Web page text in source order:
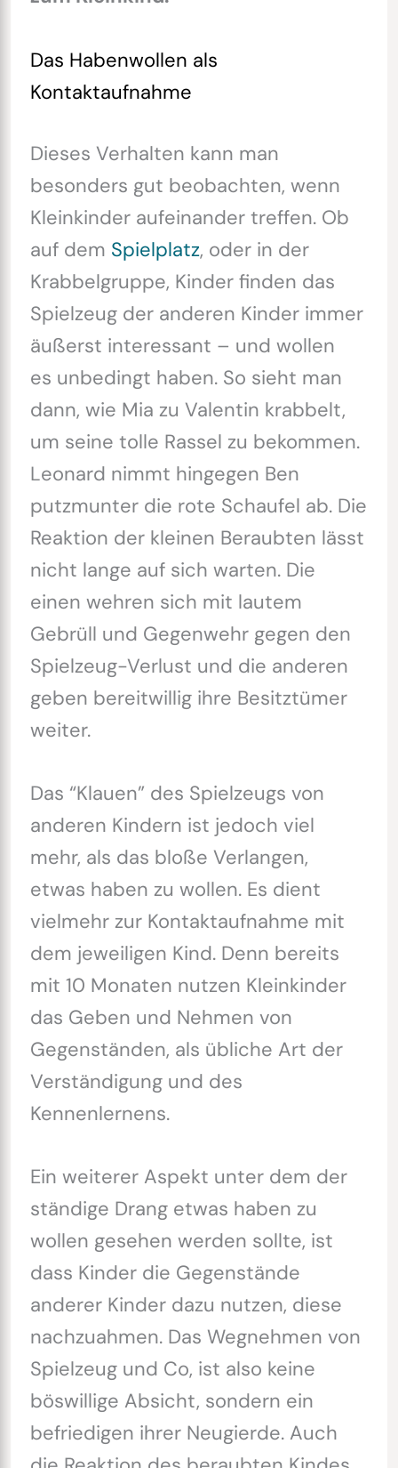
Das Habenwollen als
Kontaktaufnahme
Dieses Verhalten kann man
besonders gut beobachten, wenn
Kleinkinder aufeinander treffen. Ob
auf dem Spielplatz, oder in der
Krabbelgruppe, Kinder finden das
Spielzeug der anderen Kinder immer
äußerst interessant – und wollen
es unbedingt haben. So sieht man
dann, wie Mia zu Valentin krabbelt,
um seine tolle Rassel zu bekommen.
Leonard nimmt hingegen Ben
putzmunter die rote Schaufel ab. Die
Reaktion der kleinen Beraubten lässt
nicht lange auf sich warten. Die
einen wehren sich mit lautem
Gebrüll und Gegenwehr gegen den
Spielzeug-Verlust und die anderen
geben bereitwillig ihre Besitztümer
weiter.
Das “Klauen” des Spielzeugs von
anderen Kindern ist jedoch viel
mehr, als das bloße Verlangen,
etwas haben zu wollen. Es dient
vielmehr zur Kontaktaufnahme mit
dem jeweiligen Kind. Denn bereits
mit 10 Monaten nutzen Kleinkinder
das Geben und Nehmen von
Gegenständen, als übliche Art der
Verständigung und des
Kennenlernens.
Ein weiterer Aspekt unter dem der
ständige Drang etwas haben zu
wollen gesehen werden sollte, ist
dass Kinder die Gegenstände
anderer Kinder dazu nutzen, diese
nachzuahmen. Das Wegnehmen von
Spielzeug und Co, ist also keine
böswillige Absicht, sondern ein
befriedigen ihrer Neugierde. Auch